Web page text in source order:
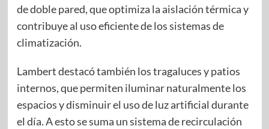
de doble pared, que optimiza la aislación térmica y
contribuye al uso eficiente de los sistemas de
climatización.
Lambert destacó también los tragaluces y patios
internos, que permiten iluminar naturalmente los
espacios y disminuir el uso de luz artificial durante
el día. A esto se suma un sistema de recirculación